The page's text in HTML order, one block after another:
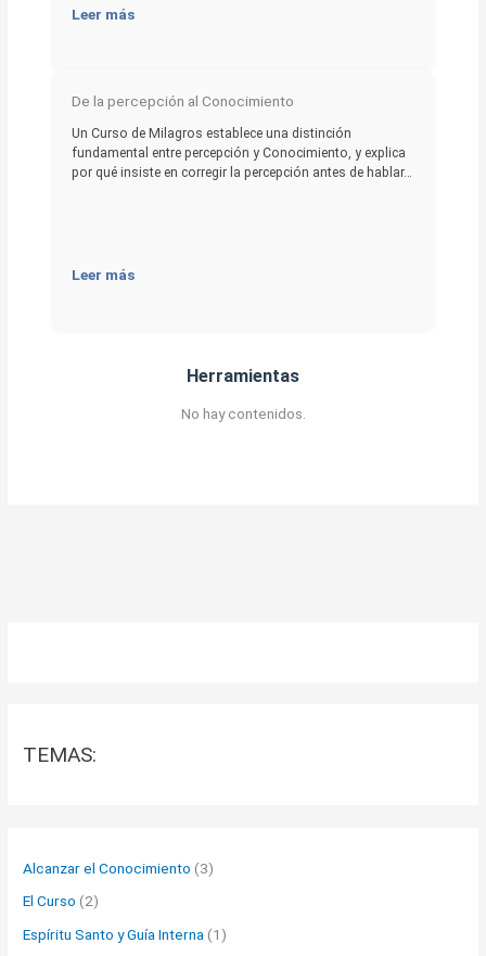
Leer más
De la percepción al Conocimiento
Un Curso de Milagros establece una distinción
fundamental entre percepción y Conocimiento, y explica
por qué insiste en corregir la percepción antes de hablar…
Leer más
Herramientas
No hay contenidos.
TEMAS:
Alcanzar el Conocimiento (3)
El Curso (2)
Espíritu Santo y Guía Interna (1)